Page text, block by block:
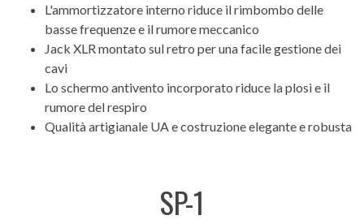
L'ammortizzatore interno riduce il rimbombo delle
basse frequenze e il rumore meccanico
Jack XLR montato sul retro per una facile gestione dei
cavi
Lo schermo antivento incorporato riduce la plosi e il
rumore del respiro
Qualità artigianale UA e costruzione elegante e robusta
SP-1